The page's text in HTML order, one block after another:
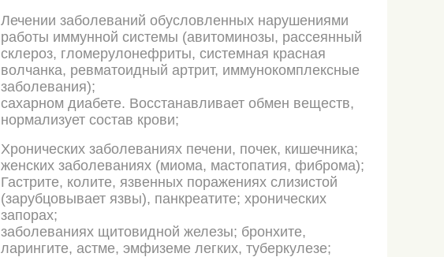
Лечении заболеваний обусловленных нарушениями
работы иммунной системы (авитоминозы, рассеянный
склероз, гломерулонефриты, системная красная
волчанка, ревматоидный артрит, иммунокомплексные
заболевания);
сахарном диабете. Восстанавливает обмен веществ,
нормализует состав крови;
Хронических заболеваниях печени, почек, кишечника;
женских заболеваниях (миома, мастопатия, фиброма);
Гастрите, колите, язвенных поражениях слизистой
(зарубцовывает язвы), панкреатите; хронических
запорах;
заболеваниях щитовидной железы; бронхите,
ларингите, астме, эмфиземе легких, туберкулезе;